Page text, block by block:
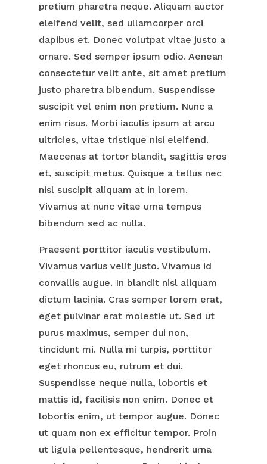
pretium pharetra neque. Aliquam auctor
eleifend velit, sed ullamcorper orci
dapibus et. Donec volutpat vitae justo a
ornare. Sed semper ipsum odio. Aenean
consectetur velit ante, sit amet pretium
justo pharetra bibendum. Suspendisse
suscipit vel enim non pretium. Nunc a
enim risus. Morbi iaculis ipsum at arcu
ultricies, vitae tristique nisi eleifend.
Maecenas at tortor blandit, sagittis eros
et, suscipit metus. Quisque a tellus nec
nisl suscipit aliquam at in lorem.
Vivamus at nunc vitae urna tempus
bibendum sed ac nulla.
Praesent porttitor iaculis vestibulum.
Vivamus varius velit justo. Vivamus id
convallis augue. In blandit nisl aliquam
dictum lacinia. Cras semper lorem erat,
eget pulvinar erat molestie ut. Sed ut
purus maximus, semper dui non,
tincidunt mi. Nulla mi turpis, porttitor
eget rhoncus eu, rutrum et dui.
Suspendisse neque nulla, lobortis et
mattis id, facilisis non enim. Donec et
lobortis enim, ut tempor augue. Donec
ut quam non ex efficitur tempor. Proin
ut ligula pellentesque, hendrerit urna